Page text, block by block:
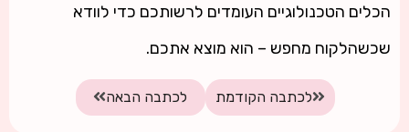
הכלים הטכנולוגיים העומדים לרשותכם כדי לוודא
שכשהלקוח מחפש – הוא מוצא אתכם.
לכתבה הקודמת לכתבה הבאה